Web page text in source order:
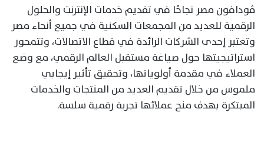
ڤودافون مصر نجاحًا في تقديم خدمات الإنترنت والحلول
الرقمية للعديد من المجمعات السكنية في جميع أنحاء مصر
وتعتبر إحدى الشركات الرائدة في قطاع الاتصالات، وتتمحور
استراتيجيتها حول صياغة مستقبل العالم الرقمي، مع وضع
العملاء في مقدمة أولوياتها، وتحقيق تأثير إيجابي
ملموس من خلال تقديم العديد من المنتجات والخدمات
المبتكرة بهدف منح عملائها تجربة رقمية سلسة.